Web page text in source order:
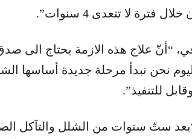
فترة لا تتعدى 4 سنوات”.
“أنّ علاج هذه الازمة يحتاج الى
نحن نبدأ مرحلة جديدة أساسها
للتنفيذ”.
ستّ سنوات من الشلل والتآكل